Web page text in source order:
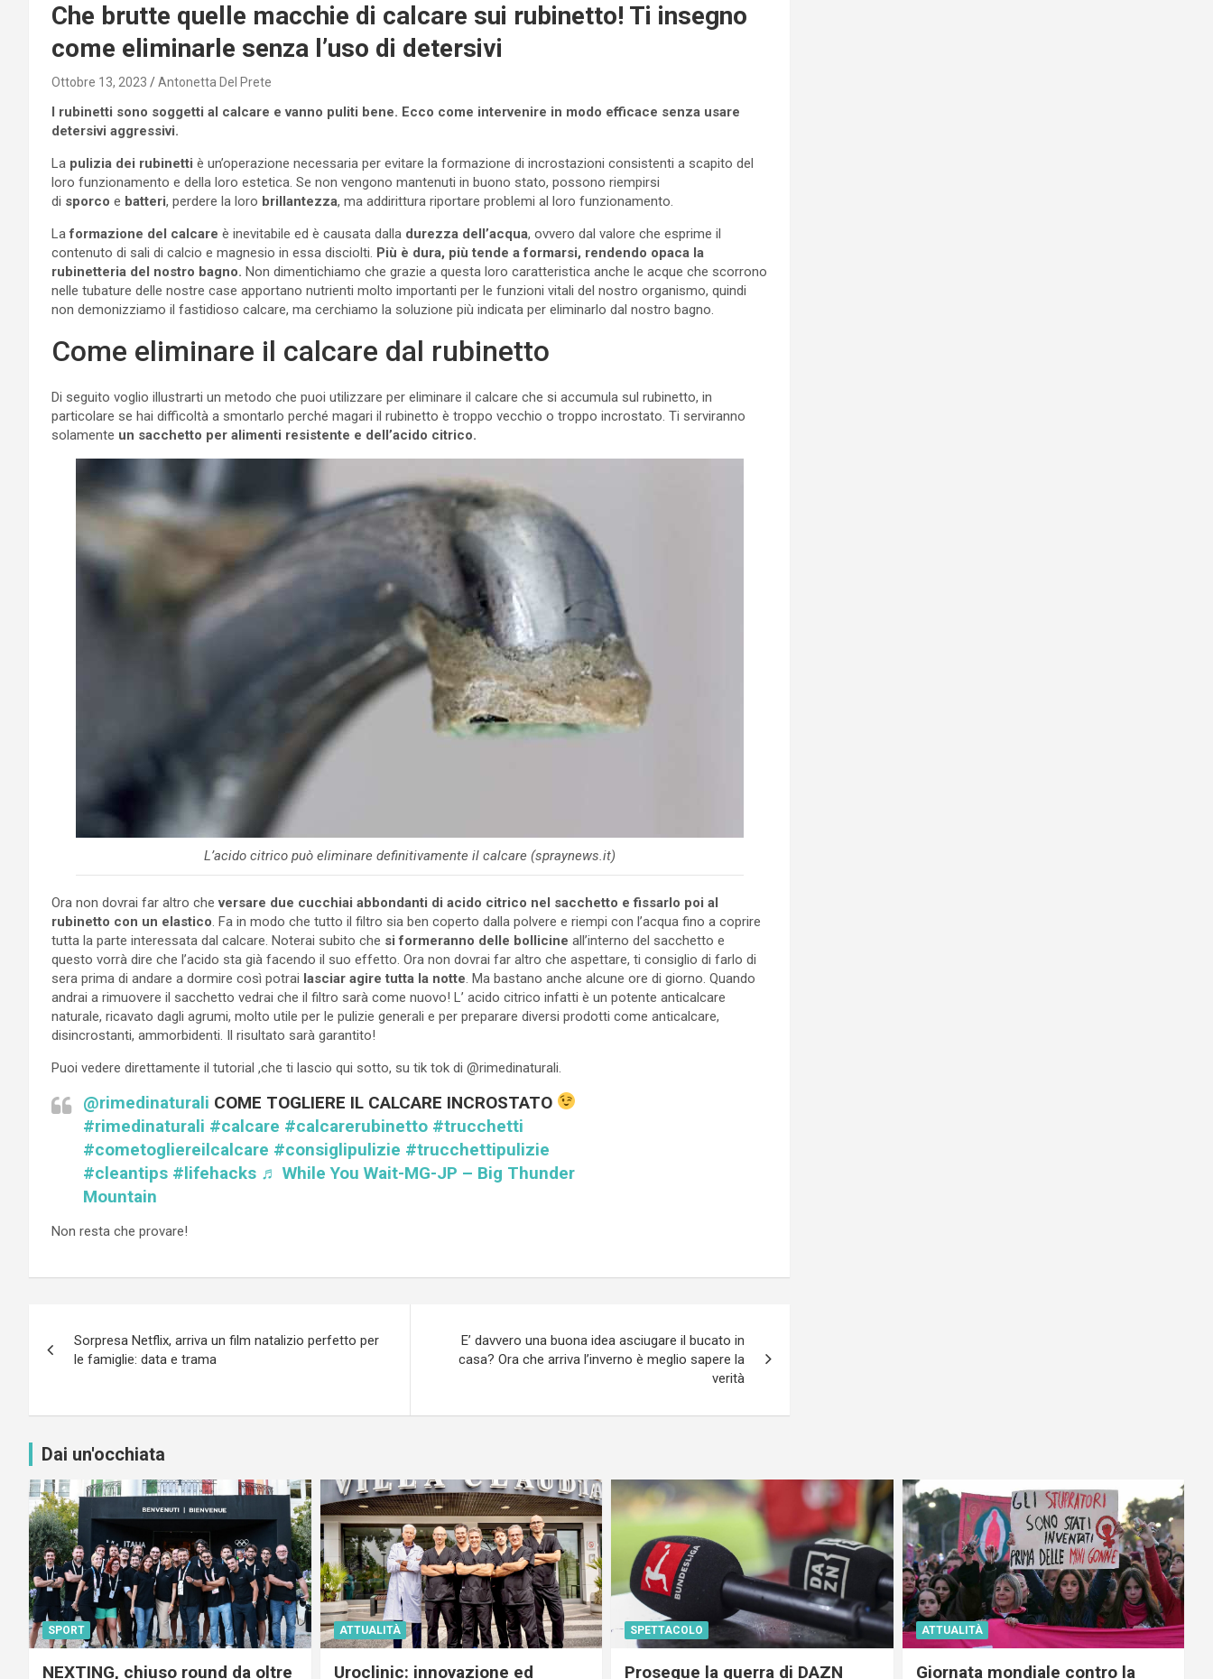
Che brutte quelle macchie di calcare sui rubinetto! Ti insegno
come eliminarle senza l’uso di detersivi
Ottobre 13, 2023 Antonetta Del Prete
I rubinetti sono soggetti al calcare e vanno puliti bene. Ecco come intervenire in modo efficace senza usare
detersivi aggressivi.
La pulizia dei rubinetti è un’operazione necessaria per evitare la formazione di incrostazioni consistenti a scapito del
loro funzionamento e della loro estetica. Se non vengono mantenuti in buono stato, possono riempirsi
di sporco e batteri, perdere la loro brillantezza, ma addirittura riportare problemi al loro funzionamento.
Laformazione del calcare è inevitabile ed è causata dalla durezza dell’acqua, ovvero dal valore che esprime il
contenuto di sali di calcio e magnesio in essa disciolti. Più è dura, più tende a formarsi, rendendo opaca la
rubinetteria del nostro bagno. Non dimentichiamo che grazie a questa loro caratteristica anche le acque che scorrono
nelle tubature delle nostre case apportano nutrienti molto importanti per le funzioni vitali del nostro organismo, quindi
non demonizziamo il fastidioso calcare, ma cerchiamo la soluzione più indicata per eliminarlo dal nostro bagno.
Come eliminare il calcare dal rubinetto
Di seguito voglio illustrarti un metodo che puoi utilizzare per eliminare il calcare che si accumula sul rubinetto, in
particolare se hai difficoltà a smontarlo perché magari il rubinetto è troppo vecchio o troppo incrostato. Ti serviranno
solamente un sacchetto per alimenti resistente e dell’acido citrico.
L’acido citrico può eliminare definitivamente il calcare (spraynews.it)
Ora non dovrai far altro che versare due cucchiai abbondanti di acido citrico nel sacchetto e fissarlo poi al
rubinetto con un elastico . Fa in modo che tutto il filtro sia ben coperto dalla polvere e riempi con l’acqua fino a coprire
tutta la parte interessata dal calcare. Noterai subito che si formeranno delle bollicine all’interno del sacchetto e
questo vorrà dire che l’acido sta già facendo il suo effetto. Ora non dovrai far altro che aspettare, ti consiglio di farlo di
sera prima di andare a dormire così potrai lasciar agire tutta la notte . Ma bastano anche alcune ore di giorno. Quando
andrai a rimuovere il sacchetto vedrai che il filtro sarà come nuovo! L’ acido citrico infatti è un potente anticalcare
naturale, ricavato dagli agrumi, molto utile per le pulizie generali e per preparare diversi prodotti come anticalcare,
disincrostanti, ammorbidenti. Il risultato sarà garantito!
Puoi vedere direttamente il tutorial ,che ti lascio qui sotto, su tik tok di @rimedinaturali.
@rimedinaturali COME TOGLIERE IL CALCARE INCROSTATO
#rimedinaturali #calcare #calcarerubinetto #trucchetti
#cometogliereilcalcare #consiglipulizie #trucchettipulizie
#cleantips #lifehacks ♬ While You Wait-MG-JP – Big Thunder
Mountain
Non resta che provare!
articoli
Sorpresa Netflix, arriva un film natalizio perfetto per
le famiglie: data e trama
E’ davvero una buona idea asciugare il bucato in
casa? Ora che arriva l’inverno è meglio sapere la
verità
Dai un'occhiata
SPORT
NEXTING, chiuso round da oltre
ATTUALITÀ
Uroclinic: innovazione ed
SPETTACOLO
Prosegue la guerra di DAZN
ATTUALITÀ
Giornata mondiale contro la